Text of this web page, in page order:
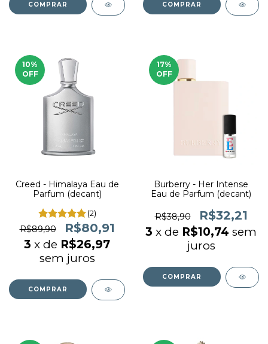
COMPRAR COMPRAR
10%
OFF
Creed - Himalaya Eau de
Parfum (decant)
(2)
R$89,90 R$80,91
3 x de R$26,97
sem juros
COMPRAR
17%
OFF
Burberry - Her Intense
Eau de Parfum (decant)
R$38,90 R$32,21
3 x de R$10,74 sem
juros
COMPRAR